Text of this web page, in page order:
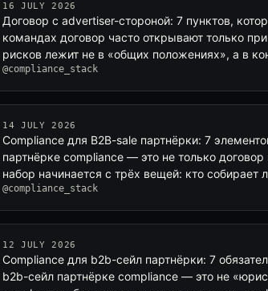
16 JULY 2026
Договор с advertiser-стороной: 7 пунктов,
командах договор часто открывают только
рисков лежит не в «общих положениях», а в
@compliance_stack
14 JULY 2026
Compliance для B2B-sale партнёрки: 7
партнёрке compliance — это не только
набор начинается с трёх вещей: кто собирает
@compliance_stack
12 JULY 2026
Compliance для b2b-сейл партнёрки: 7
b2b-сейл партнёрке compliance — это не